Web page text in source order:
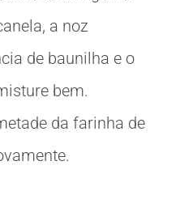
a noz
de baunilha e o
bem.
da farinha de